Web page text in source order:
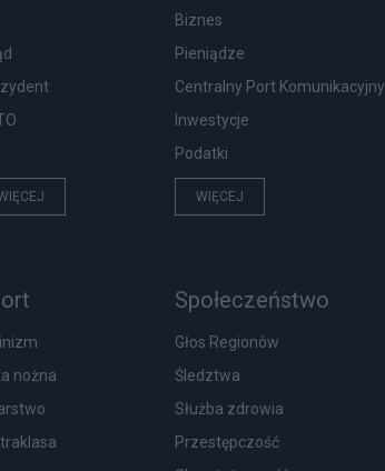
Biznes
Pieniądze
Centralny Port Komunikacyjny
Inwestycje
Podatki
WIĘCEJ
nożna
Społeczeństwo
Głos Regionów
Śledztwa
Służba zdrowia
Przestępczość